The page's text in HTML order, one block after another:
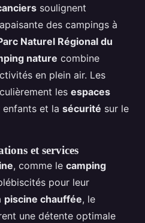
soulignent
des campings à
Naturel Régional du
nature combine
en plein air. Les
les espaces
et la sécurité sur le
et services
, comme le camping
pour leur
piscine chauffée, le
une détente optimale